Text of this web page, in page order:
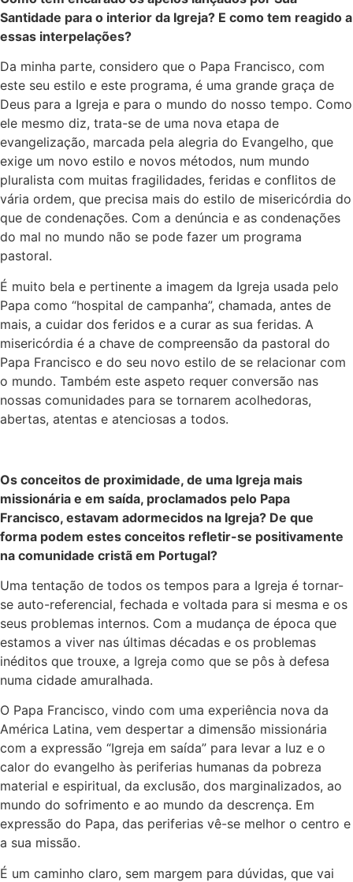
Santidade para o interior da Igreja? E como tem reagido a
essas interpelações?
Da minha parte, considero que o Papa Francisco, com
este seu estilo e este programa, é uma grande graça de
Deus para a Igreja e para o mundo do nosso tempo. Como
ele mesmo diz, trata-se de uma nova etapa de
evangelização, marcada pela alegria do Evangelho, que
exige um novo estilo e novos métodos, num mundo
pluralista com muitas fragilidades, feridas e conflitos de
vária ordem, que precisa mais do estilo de misericórdia do
que de condenações. Com a denúncia e as condenações
do mal no mundo não se pode fazer um programa
pastoral.
É muito bela e pertinente a imagem da Igreja usada pelo
Papa como “hospital de campanha”, chamada, antes de
mais, a cuidar dos feridos e a curar as sua feridas. A
misericórdia é a chave de compreensão da pastoral do
Papa Francisco e do seu novo estilo de se relacionar com
o mundo. Também este aspeto requer conversão nas
nossas comunidades para se tornarem acolhedoras,
abertas, atentas e atenciosas a todos.
Os conceitos de proximidade, de uma Igreja mais
missionária e em saída, proclamados pelo Papa
Francisco, estavam adormecidos na Igreja? De que
forma podem estes conceitos refletir-se positivamente
na comunidade cristã em Portugal?
Uma tentação de todos os tempos para a Igreja é tornar-
se auto-referencial, fechada e voltada para si mesma e os
seus problemas internos. Com a mudança de época que
estamos a viver nas últimas décadas e os problemas
inéditos que trouxe, a Igreja como que se pôs à defesa
numa cidade amuralhada.
O Papa Francisco, vindo com uma experiência nova da
América Latina, vem despertar a dimensão missionária
com a expressão “Igreja em saída” para levar a luz e o
calor do evangelho às periferias humanas da pobreza
material e espiritual, da exclusão, dos marginalizados, ao
mundo do sofrimento e ao mundo da descrença. Em
expressão do Papa, das periferias vê-se melhor o centro e
a sua missão.
É um caminho claro, sem margem para dúvidas, que vai